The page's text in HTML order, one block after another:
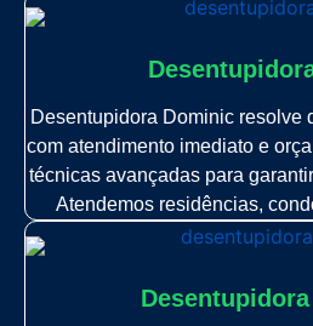
Desentupidora Dominic resolve
com atendimento imediato e
técnicas avançadas para
Atendemos residências,